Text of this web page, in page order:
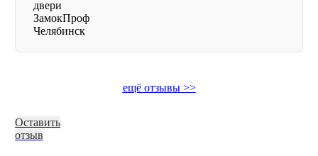
ещё отзывы >>
Оставить
отзыв